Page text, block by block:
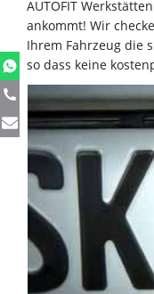
AUTOFIT
ankommt! Wir
Ihrem Fahrzeug die
so dass keine